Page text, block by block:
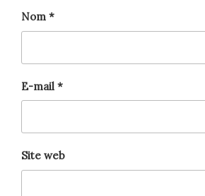
Nom *
E-mail *
Site web